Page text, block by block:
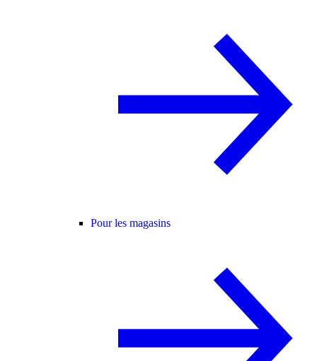
Pour les magasins